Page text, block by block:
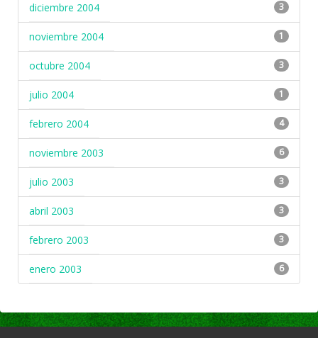
diciembre 2004 3
noviembre 2004 1
octubre 2004 3
julio 2004 1
febrero 2004 4
noviembre 2003 6
julio 2003 3
abril 2003 3
febrero 2003 3
enero 2003 6